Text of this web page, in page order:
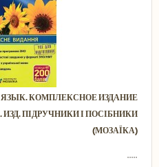
ЯЗЫК. КОМПЛЕКСНОЕ ИЗДАНИЕ
ПІДРУЧНИКИ І ПОСІБНИКИ
(МОЗАЇКА)
.....